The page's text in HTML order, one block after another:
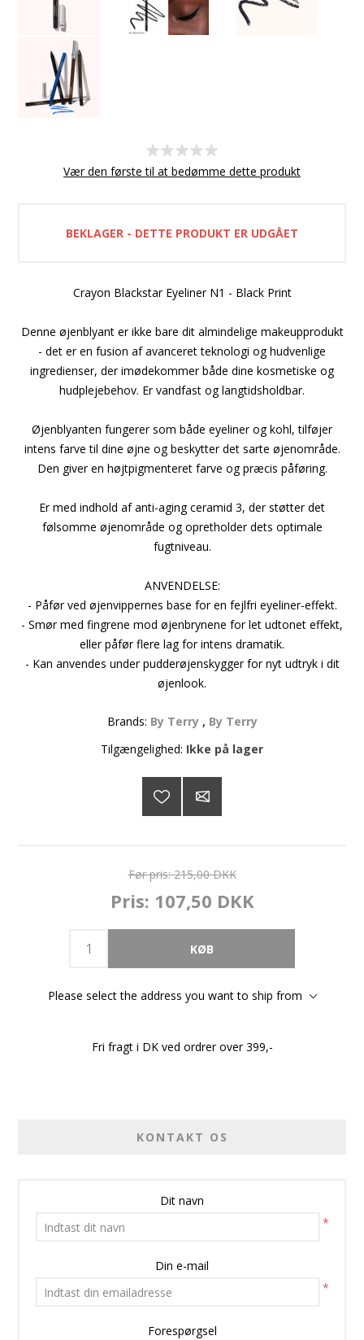
Vær den første til at bedømme dette produkt
BEKLAGER - DETTE PRODUKT ER UDGÅET
Crayon Blackstar Eyeliner N1 - Black Print
Denne øjenblyant er ikke bare dit almindelige makeupprodukt
- det er en fusion af avanceret teknologi og hudvenlige
ingredienser, der imødekommer både dine kosmetiske og
hudplejebehov. Er vandfast og langtidsholdbar.
Øjenblyanten fungerer som både eyeliner og kohl, tilføjer
intens farve til dine øjne og beskytter det sarte øjenområde.
Den giver en højtpigmenteret farve og præcis påføring.
Er med indhold af anti-aging ceramid 3, der støtter det
følsomme øjenområde og opretholder dets optimale
fugtniveau.
ANVENDELSE:
- Påfør ved øjenvippernes base for en fejlfri eyeliner-effekt.
- Smør med fingrene mod øjenbrynene for let udtonet effekt,
eller påfør flere lag for intens dramatik.
- Kan anvendes under pudderøjenskygger for nyt udtryk i dit
øjenlook.
Brands: By Terry , By Terry
Tilgængelighed: Ikke på lager
Før pris: 215,00 DKK
Pris: 107,50 DKK
Please select the address you want to ship from
Fri fragt i DK ved ordrer over 399,-
KONTAKT OS
Dit navn
*
Din e-mail
*
Forespørgsel